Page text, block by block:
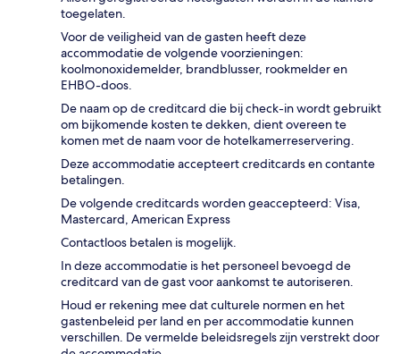
toegelaten.
Voor de veiligheid van de gasten heeft deze
accommodatie de volgende voorzieningen:
koolmonoxidemelder, brandblusser, rookmelder en
EHBO-doos.
De naam op de creditcard die bij check-in wordt gebruikt
om bijkomende kosten te dekken, dient overeen te
komen met de naam voor de hotelkamerreservering.
Deze accommodatie accepteert creditcards en contante
betalingen.
De volgende creditcards worden geaccepteerd: Visa,
Mastercard, American Express
Contactloos betalen is mogelijk.
In deze accommodatie is het personeel bevoegd de
creditcard van de gast voor aankomst te autoriseren.
Houd er rekening mee dat culturele normen en het
gastenbeleid per land en per accommodatie kunnen
verschillen. De vermelde beleidsregels zijn verstrekt door